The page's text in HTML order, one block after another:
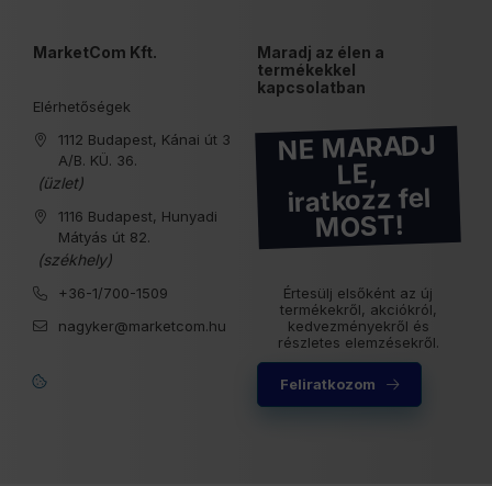
MarketCom Kft.
Elérhetőségek
1112 Budapest, Kánai út 3
A/B. KÜ. 36.
(üzlet)
1116 Budapest, Hunyadi
Mátyás út 82.
(székhely)
+36-1/700-1509
nagyker@marketcom.hu
Maradj az élen a
termékekkel
kapcsolatban
NE MARADJ
LE,
iratkozz fel
MOST!
Értesülj elsőként az új
termékekről, akciókról,
kedvezményekről és
részletes elemzésekről.
Feliratkozom